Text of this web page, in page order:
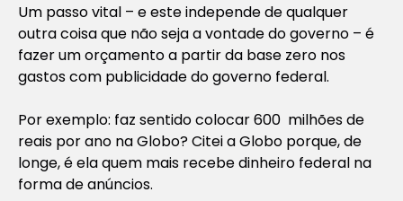
Um passo vital – e este independe de qualquer
outra coisa que não seja a vontade do governo – é
fazer um orçamento a partir da base zero nos
gastos com publicidade do governo federal.
Por exemplo: faz sentido colocar 600 milhões de
reais por ano na Globo? Citei a Globo porque, de
longe, é ela quem mais recebe dinheiro federal na
forma de anúncios.